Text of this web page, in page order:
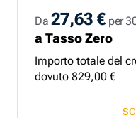
Da 27,63 €per
a Tasso Zero
Importo totale del
dovuto 829,00 €